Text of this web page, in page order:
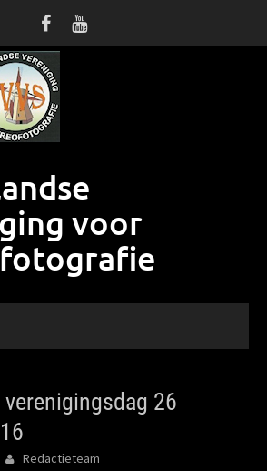
voor
26
Redactieteam